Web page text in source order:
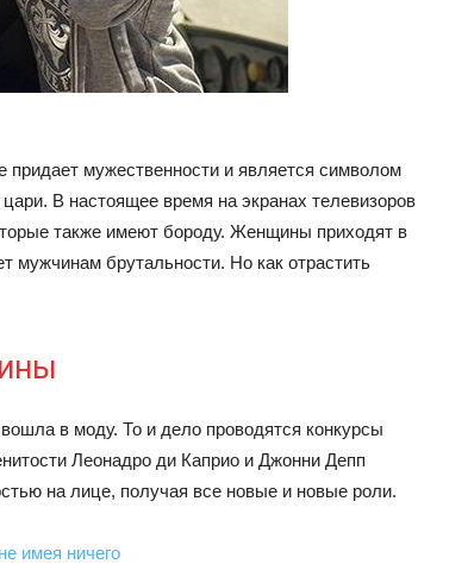
мужественности и является символом
В настоящее время на экранах телевизоров
также имеют бороду. Женщины приходят в
мужчинам брутальности. Но как отрастить
в моду. То и дело проводятся конкурсы
Леонадро ди Каприо и Джонни Депп
на лице, получая все новые и новые роли.
имея ничего